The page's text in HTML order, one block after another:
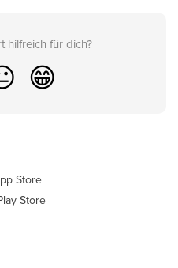
hilfreich für dich?
😁
Store
Store